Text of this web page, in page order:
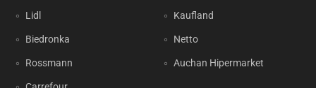
Lidl
Biedronka
Rossmann
Kaufland
Netto
Auchan Hipermarket